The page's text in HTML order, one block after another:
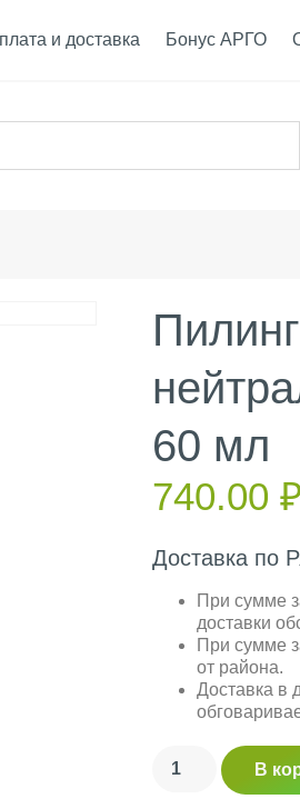
и доставка Бонус АРГО
60 мл
740.00 ₽
Доставка по
При сумме
доставки
При сумме
от района.
Доставка в
В